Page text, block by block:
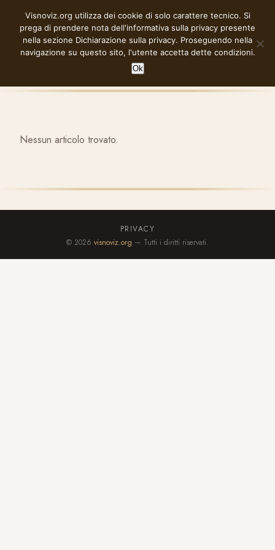
contenuto
VISNOVIZ.ORG
Nessun articolo trovato.
PRIVACY
© 2026 visnoviz.org — Tutti i diritti riservati.
Visnoviz.org utilizza dei cookie di solo carattere tecnico. Si
prega di prendere nota dell'informativa sulla privacy presente
nella sezione Dichiarazione sulla privacy. Proseguendo nella
navigazione su questo sito, l'utente accetta dette condizioni.
Ok